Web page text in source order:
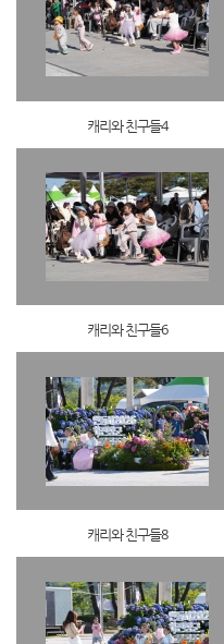
캐리와 친구들4
캐리와 친구들6
캐리와 친구들8